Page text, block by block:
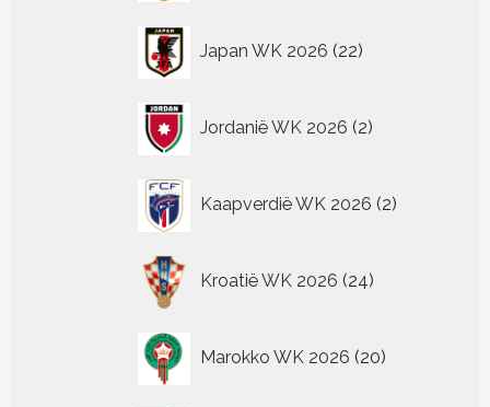
Japan WK 2026 22
producten
Jordanië WK 2026 2
producten
Kaapverdië WK 2026 2
producten
Kroatië WK 2026 24
producten
Marokko WK 2026 20
producten